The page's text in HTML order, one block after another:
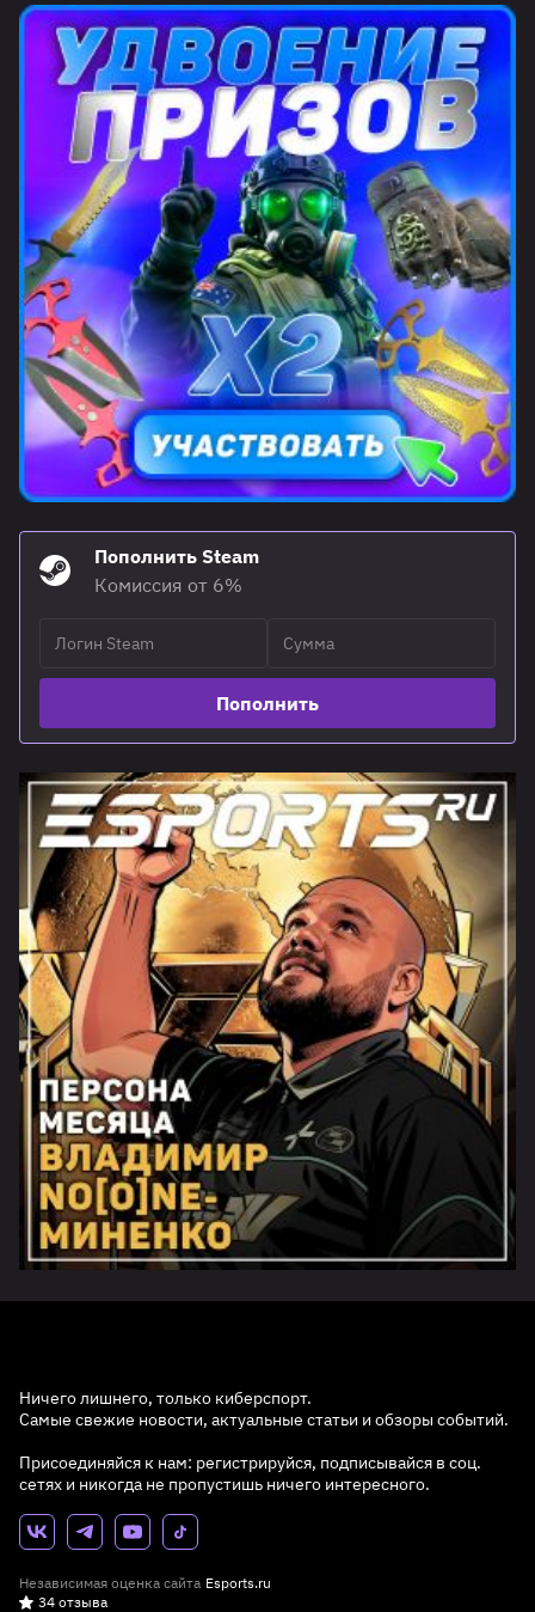
Пополнить Steam
Комиссия от 6%
Пополнить
Ничего лишнего, только киберспорт.
Самые свежие новости, актуальные статьи и обзоры событий.
Присоединяйся к нам: регистрируйся, подписывайся в соц.
сетях и никогда не пропустишь ничего интересного.
Независимая оценка сайта Esports.ru
34 отзыва